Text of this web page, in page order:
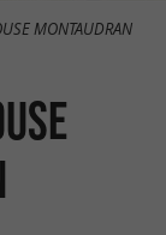
MONTAUDRAN